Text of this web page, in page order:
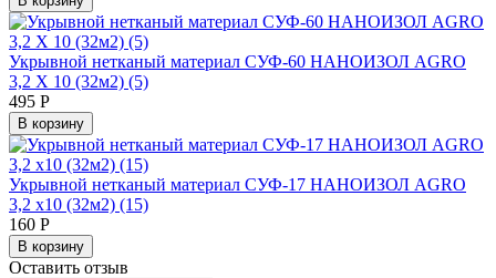
Укрывной нетканый материал СУФ-60 НАНОИЗОЛ AGRO
3,2 Х 10 (32м2) (5)
495 Р
В корзину
Укрывной нетканый материал СУФ-17 НАНОИЗОЛ AGRO
3,2 х10 (32м2) (15)
160 Р
В корзину
Оставить отзыв